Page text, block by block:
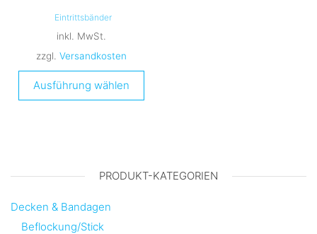
Eintrittsbänder
inkl. MwSt.
zzgl.Versandkosten
Ausführung wählen
Dieses
Die
PRODUKT-KATEGORIEN
Decken & Bandagen
Beflockung/Stick